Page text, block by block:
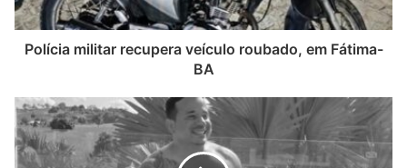
Polícia militar recupera veículo roubado, em Fátima-
BA